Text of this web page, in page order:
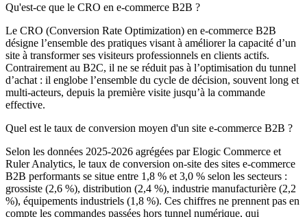
Qu'est-ce que le CRO en e-commerce B2B ?
Le CRO (Conversion Rate Optimization) en e-commerce B2B
désigne l’ensemble des pratiques visant à améliorer la capacité d’un
site à transformer ses visiteurs professionnels en clients actifs.
Contrairement au B2C, il ne se réduit pas à l’optimisation du tunnel
d’achat : il englobe l’ensemble du cycle de décision, souvent long et
multi-acteurs, depuis la première visite jusqu’à la commande
effective.
Quel est le taux de conversion moyen d'un site e-commerce B2B ?
Selon les données 2025-2026 agrégées par Elogic Commerce et
Ruler Analytics, le taux de conversion on-site des sites e-commerce
B2B performants se situe entre 1,8 % et 3,0 % selon les secteurs :
grossiste (2,6 %), distribution (2,4 %), industrie manufacturière (2,2
%), équipements industriels (1,8 %). Ces chiffres ne prennent pas en
compte les commandes passées hors tunnel numérique, qui